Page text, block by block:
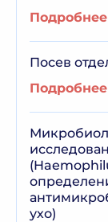
Подробнее
Посев
Подробнее
ухо)